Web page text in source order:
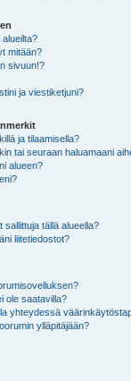
alueilta?
mitään?
sivuun!?
ja viestiketjuni?
ja tilaamisella?
tai seuraan haluamaani
alueen?
sallittuja tällä alueella?
liitetiedostot?
ole saatavilla?
yhteydessä
ylläpitäjään?